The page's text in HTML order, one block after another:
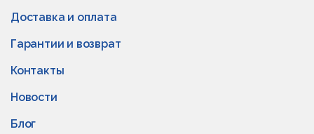
Доставка и оплата
Гарантии и возврат
Контакты
Новости
Блог